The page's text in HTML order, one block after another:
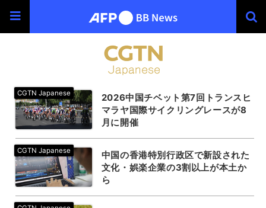
2026中国チベット第7回トランスヒ
マラヤ国際サイクリングレースが8
月に開催
中国の香港特別行政区で新設された
文化・娯楽企業の3割以上が本土か
ら